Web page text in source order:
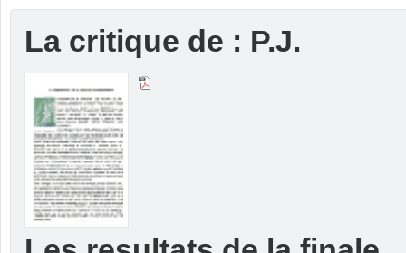
La critique de : P.J.